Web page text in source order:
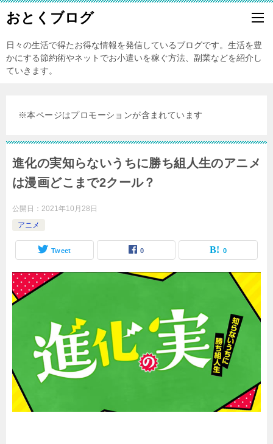
おとくブログ
日々の生活で得たお得な情報を発信しているブログです。生活を豊
かにする節約術やネットでお小遣いを稼ぐ方法、副業などを紹介し
ていきます。
※本ページはプロモーションが含まれています
進化の実知らないうちに勝ち組人生のアニメ
は漫画どこまで2クール？
公開日： 2021年10月28日
アニメ
Tweet 0 0